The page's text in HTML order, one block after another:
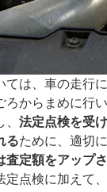
ては、車の走行
ろからまめに行
法定点検を受
るために、適切
査定額をアップ
定点検に加えて、